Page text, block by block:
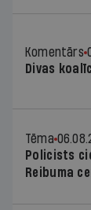
Komentārs
Divas
Tēma
Policists
Reibuma